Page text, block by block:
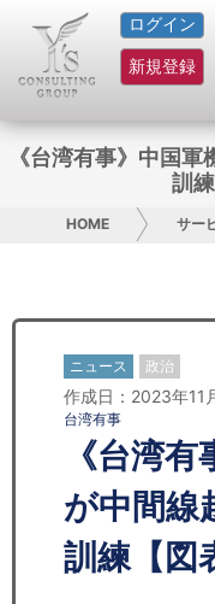
ログイン
新規登録
HOME
サービス紹介
コラム
お問い合わせ
日本人にPR
コンサルティング
リサーチ
セミナー
《台湾有事》中国
訓
HOME サー
ニュース 政治
作成日：2023年11
台湾有事
《台湾
が中間線
訓練【図